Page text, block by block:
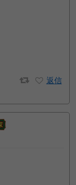
返信